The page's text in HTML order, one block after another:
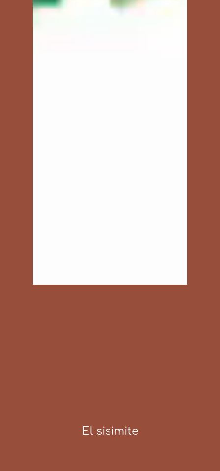
El sisimite